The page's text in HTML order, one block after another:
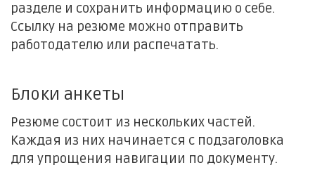
разделе и сохранить информацию о себе.
Ссылку на резюме можно отправить
работодателю или распечатать.
Блоки анкеты
Резюме состоит из нескольких частей.
Каждая из них начинается с подзаголовка
для упрощения навигации по документу.